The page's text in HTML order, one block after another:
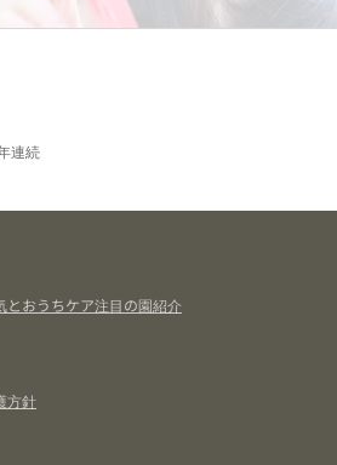
連続
とおうちケア注目の園紹介
方針